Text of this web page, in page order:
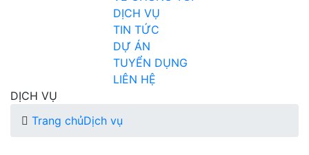
DỊCH VỤ
TIN TỨC
DỰ ÁN
TUYỂN DỤNG
LIÊN HỆ
DỊCH VỤ
Trang chủDịch vụ